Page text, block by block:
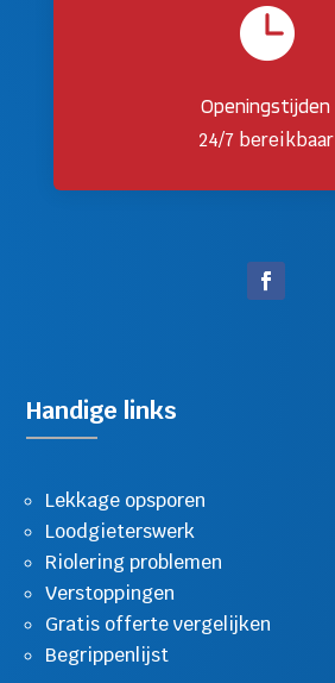

Openingstijden
24/7 bereikbaar
Handige links
Lekkage opsporen
Loodgieterswerk
Riolering problemen
Verstoppingen
Gratis offerte vergelijken
Begrippenlijst